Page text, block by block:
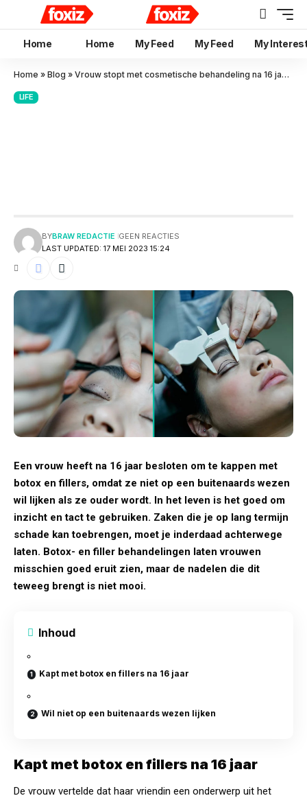
Home Home My Feed My Feed My
Home » Blog » Vrouw stopt met cosmetische behandeling na 16 jaar: ‘Ze wil niet op een buitenaards wezen lijken!’
LIFE
LAST UPDATED: 17 MEI 2023 15:24
BYBRAW REDACTIE GEEN REACTIES
Een vrouw heeft na 16 jaar besloten om te kappen met
botox en fillers, omdat ze niet op een buitenaards wezen
wil lijken als ze ouder wordt. In het leven is het goed om
inzicht en tact te gebruiken. Zaken die je op lang termijn
schade kan toebrengen, moet je inderdaad achterwege
laten. Botox- en filler behandelingen laten vrouwen
misschien goed eruit zien, maar de nadelen die dit
teweeg brengt is niet mooi.
Inhoud
Kapt met botox en fillers na 16 jaar
Wil niet op een buitenaards wezen lijken
Kapt met botox en fillers na 16 jaar
De vrouw vertelde dat haar vriendin een onderwerp uit het